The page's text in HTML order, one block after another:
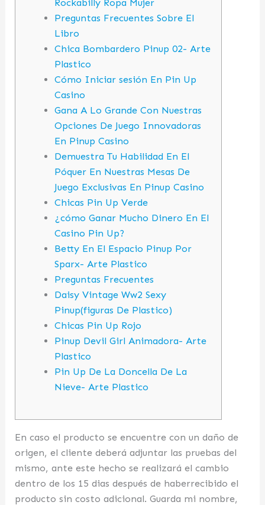
Rockabilly Ropa Mujer
Preguntas Frecuentes Sobre El
Libro
Chica Bombardero Pinup 02- Arte
Plastico
Cómo Iniciar ​sesión En P​in Up
Casino
Gana A Lo Grande Con Nuestras
Opciones De Juego Innovadoras
En Pinup Casino
Demuestra Tu Habilidad En El
Póquer En Nuestras Mesas De
Juego Exclusivas En Pinup Casino
Chicas Pin Up Verde
¿cómo Ganar Mucho Dinero En El
Casino Pin Up?
Betty En El Espacio Pinup Por
Sparx- Arte Plastico
Preguntas Frecuentes
Daisy Vintage Ww2 Sexy
Pinup(figuras De Plastico)
Chicas Pin Up Rojo
Pinup Devil Girl Animadora- Arte
Plastico
Pin Up De La Doncella De La
Nieve- Arte Plastico
En caso el producto se encuentre con un daño de
origen, el cliente deberá adjuntar las pruebas del
mismo, ante este hecho se realizará el cambio
dentro de los 15 dias después de haberrecibido el
producto sin costo adicional. Guarda mi nombre,